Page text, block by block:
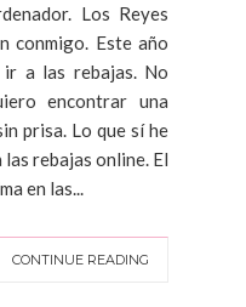
Los Reyes
conmigo. Este año
a las rebajas. No
encontrar una
prisa. Lo que sí he
rebajas online. El
en las...
CONTINUE READING